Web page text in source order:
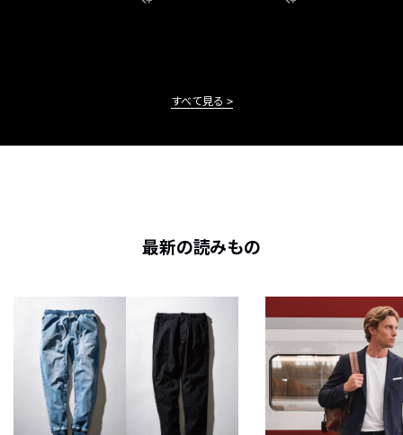
すべて見る
最新の読みもの